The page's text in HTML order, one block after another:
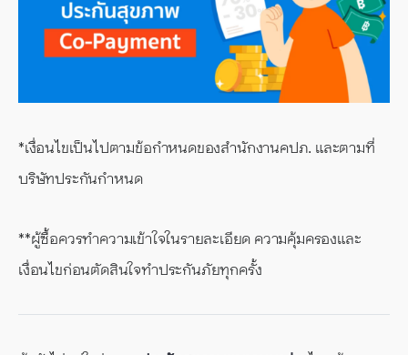
*เงื่อนไขเป็นไปตามข้อกำหนดของสำนักงานคปภ. และตามที่
บริษัทประกันกำหนด
**ผู้ซื้อควรทำความเข้าใจในรายละเอียด ความคุ้มครองและ
เงื่อนไขก่อนตัดสินใจทำประกันภัยทุกครั้ง